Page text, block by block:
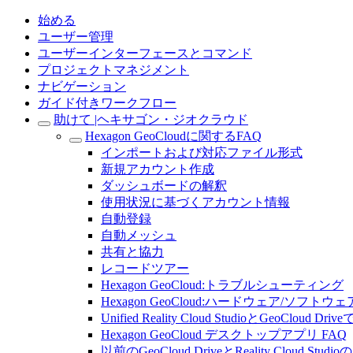
始める
ユーザー管理
ユーザーインターフェースとコマンド
プロジェクトマネジメント
ナビゲーション
ガイド付きワークフロー
助けて |ヘキサゴン・ジオクラウド
Hexagon GeoCloudに関するFAQ
インポートおよび対応ファイル形式
新規アカウント作成
ダッシュボードの解釈
使用状況に基づくアカウント情報
自動登録
自動メッシュ
共有と協力
レコードツアー
Hexagon GeoCloud:トラブルシューティング
Hexagon GeoCloud:ハードウェア/ソフトウェ
Unified Reality Cloud StudioとGeoCloud Drive
Hexagon GeoCloud デスクトップアプリ FAQ